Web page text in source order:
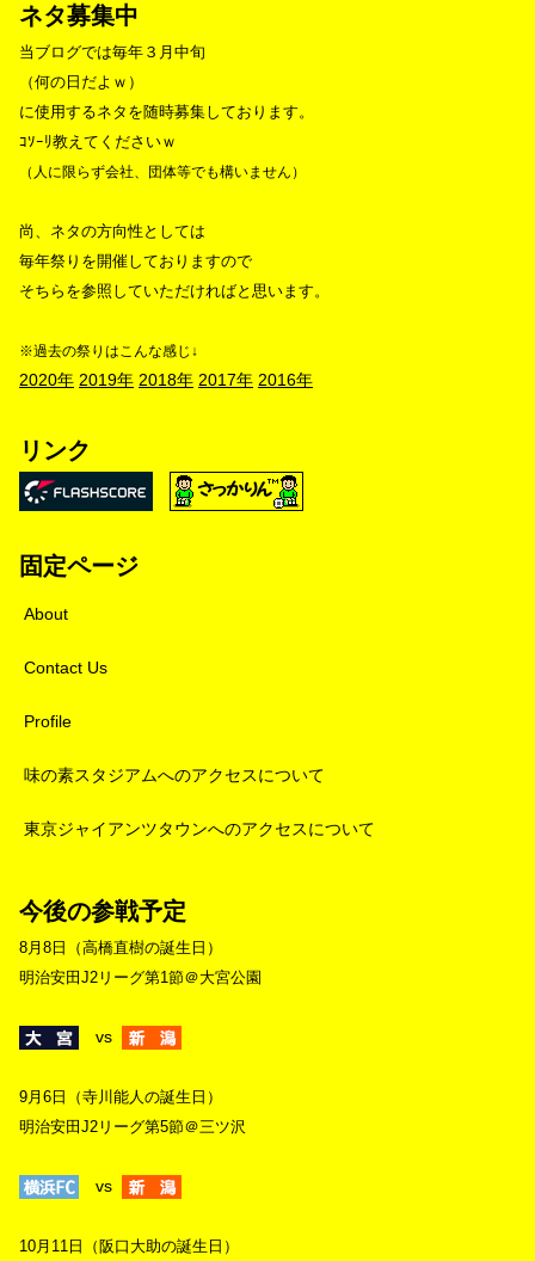
ネタ募集中
当ブログでは毎年３月中旬
（何の日だよｗ）
に使用するネタを随時募集しております。
ｺｿｰﾘ教えてくださいｗ
（人に限らず会社、団体等でも構いません）
尚、ネタの方向性としては
毎年祭りを開催しておりますので
そちらを参照していただければと思います。
※過去の祭りはこんな感じ↓
2020年 2019年 2018年 2017年 2016年
リンク
固定ページ
About
Contact Us
Profile
味の素スタジアムへのアクセスについて
東京ジャイアンツタウンへのアクセスについて
今後の参戦予定
8月8日（高橋直樹の誕生日）
明治安田J2リーグ第1節＠大宮公園
vs
9月6日（寺川能人の誕生日）
明治安田J2リーグ第5節＠三ツ沢
vs
10月11日（阪口大助の誕生日）